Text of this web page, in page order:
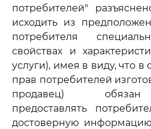
потребителей"
исходить из
потребителя
свойствах и
услуги), имея в виду, что в
прав потребителей
продавец) обязан
предоставлять
достоверную информацию